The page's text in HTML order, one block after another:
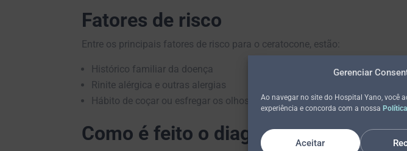
Gerenciar
Ao navegar no site do Hospital Yano, você
experiência e concorda com a nossa
Aceitar
Fatores de risco
Entre os principais fatores de risco para o ceratocone, estão:
Histórico familiar da doença
Rinite alérgica e outras alergias
Hábito de coçar ou esfregar os olhos constantemente
Como é feito o diagnóstico?